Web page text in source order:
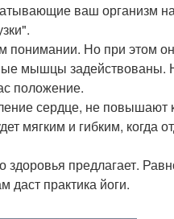
ваш организм
понимании. Но при этом
мышцы задействованы.
положение.
сердце, не повышают
мягким и гибким, когда
предлагает.
даст практика йоги.